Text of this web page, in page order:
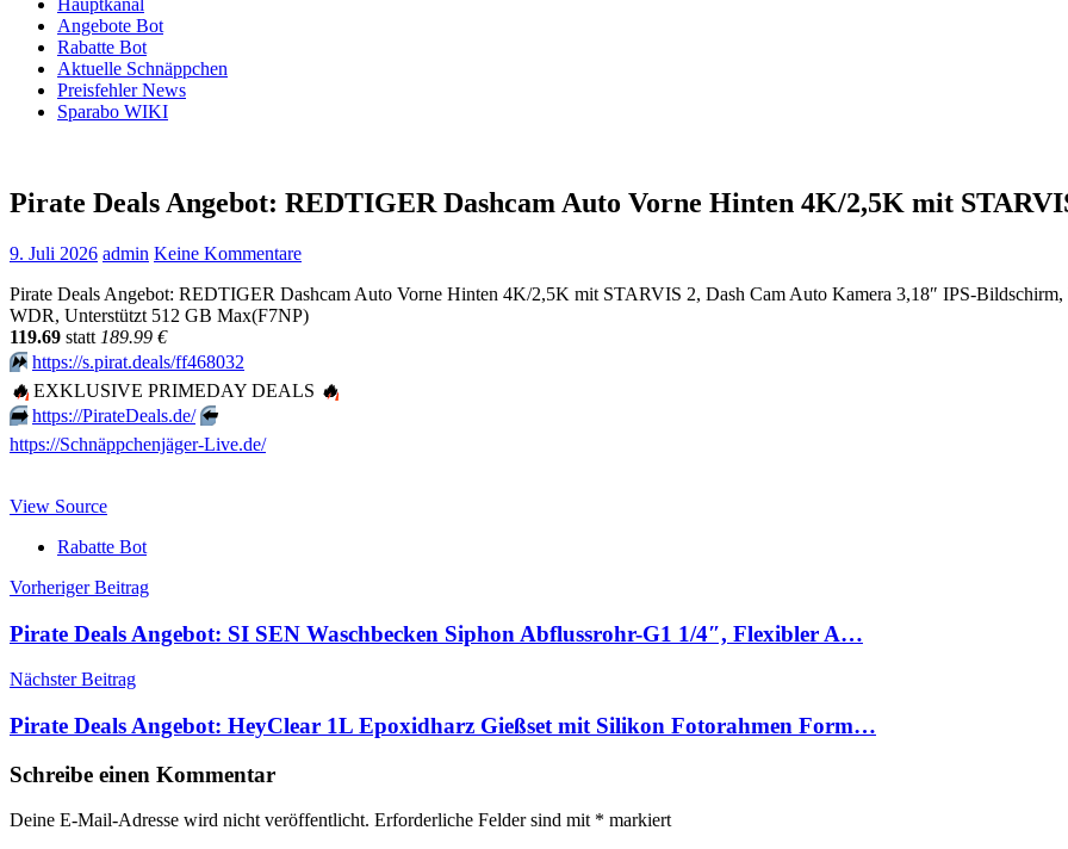
Hauptkanal
Angebote Bot
Rabatte Bot
Aktuelle Schnäppchen
Preisfehler News
Sparabo WIKI
Pirate Deals Angebot: REDTIGER Dashcam Auto Vorne Hinten 4K/2,5K mit
9. Juli 2026 admin Keine Kommentare
Pirate Deals Angebot: REDTIGER Dashcam Auto Vorne Hinten 4K/2,5K mit STARVIS 2, Dash Cam Auto Kamera 3,18″ IPS-
WDR, Unterstützt 512 GB Max(F7NP)
119.69 statt 189.99 €
⏩️ https://s.pirat.deals/ff468032
🔥 EXKLUSIVE PRIMEDAY DEALS 🔥
➡️ https://PirateDeals.de/ ⬅️
https://Schnäppchenjäger-Live.de/
View Source
Rabatte Bot
Beitragsnavigation
Vorheriger Beitrag
Pirate Deals Angebot: SI SEN Waschbecken Siphon Abflussrohr-G1 1/4″, Flexibler A…
Nächster Beitrag
Pirate Deals Angebot: HeyClear 1L Epoxidharz Gießset mit Silikon Fotorahmen Form…
Schreibe einen Kommentar
Deine E-Mail-Adresse wird nicht veröffentlicht. Erforderliche Felder sind mit * markiert